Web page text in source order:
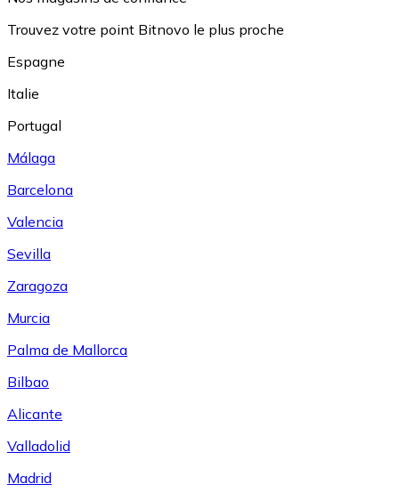
Trouvez votre point Bitnovo le plus proche
Espagne
Italie
Portugal
Málaga
Barcelona
Valencia
Sevilla
Zaragoza
Murcia
Palma de Mallorca
Bilbao
Alicante
Valladolid
Madrid